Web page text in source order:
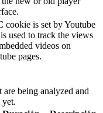
cookie is set by Youtube
used to track the views
videos on
pages.
are being analyzed and
yet.